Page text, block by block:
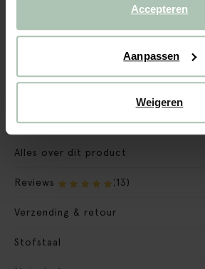
Accepteren
Aanpassen
Weigeren
VOEG TOE AAN WINKELMAND
Alles over dit product
Reviews (13)
Verzending & retour
Stofstaal